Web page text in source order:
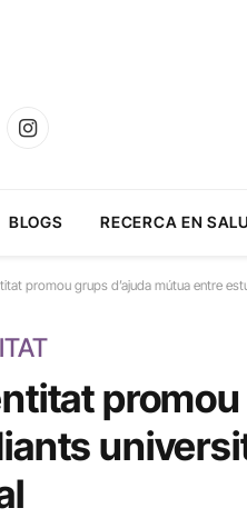
Instagram
BLOGS RECERCA EN
promou grups d’ajuda mútua entre